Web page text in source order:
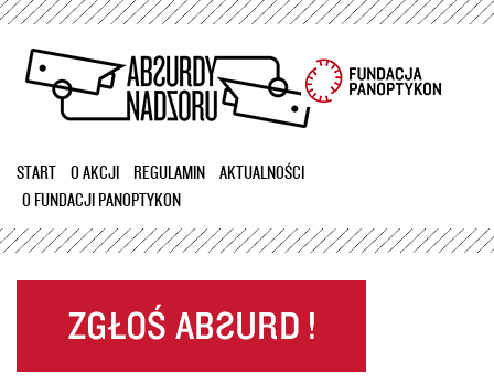
Przejdź
treści
START O AKCJI REGULAMIN
AKTUALNOŚCI
O FUNDACJI PANOPTYKON